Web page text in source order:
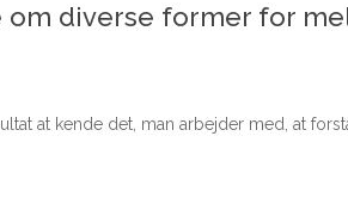
diverse former for
at kende det, man arbejder med, at